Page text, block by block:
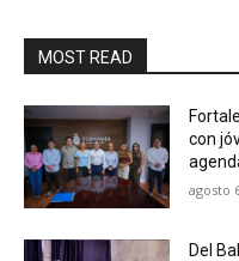
MOST READ
con
agosto
Del